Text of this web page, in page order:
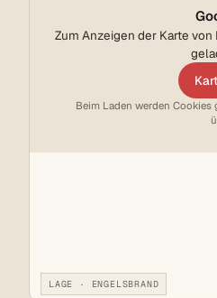
Zum Anzeigen der Karte
Beim Laden werden
LAGE · ENGELSBRAND